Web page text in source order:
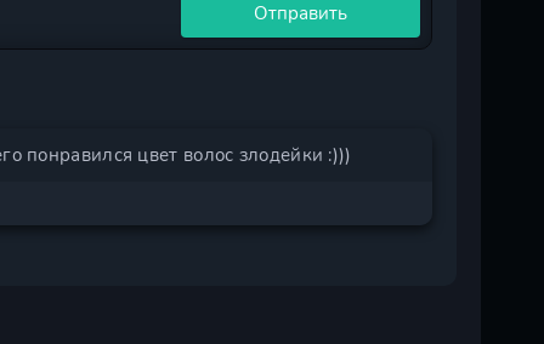
Отправить
понравился цвет волос злодейки :)))